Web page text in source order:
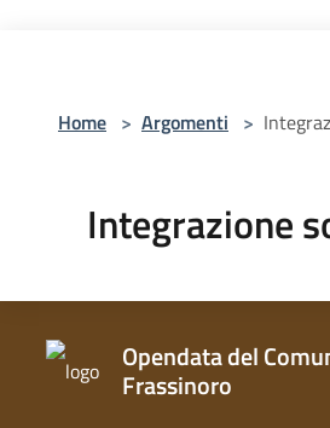
Home > Argomenti >
Integrazione
Opendata del
Frassinoro